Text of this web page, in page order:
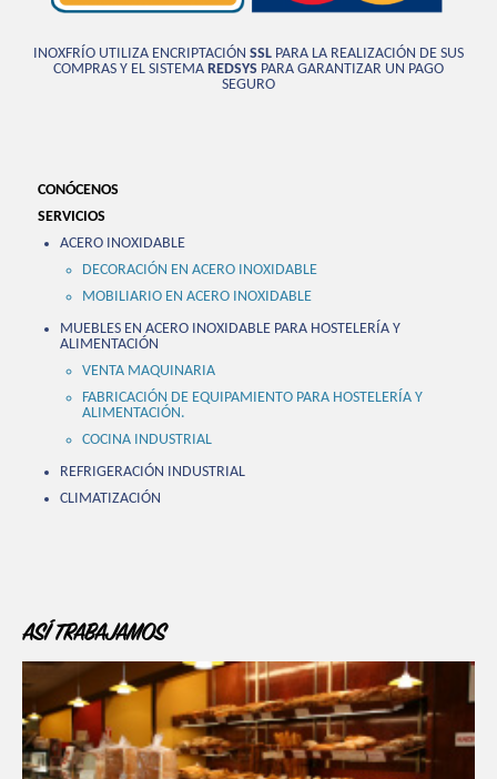
INOXFRÍO UTILIZA ENCRIPTACIÓN SSL PARA LA REALIZACIÓN DE SUS
COMPRAS Y EL SISTEMA REDSYS PARA GARANTIZAR UN PAGO
SEGURO
CONÓCENOS
SERVICIOS
ACERO INOXIDABLE
DECORACIÓN EN ACERO INOXIDABLE
MOBILIARIO EN ACERO INOXIDABLE
MUEBLES EN ACERO INOXIDABLE PARA HOSTELERÍA Y
ALIMENTACIÓN
VENTA MAQUINARIA
FABRICACIÓN DE EQUIPAMIENTO PARA HOSTELERÍA Y
ALIMENTACIÓN.
COCINA INDUSTRIAL
REFRIGERACIÓN INDUSTRIAL
CLIMATIZACIÓN
ASÍ TRABAJAMOS